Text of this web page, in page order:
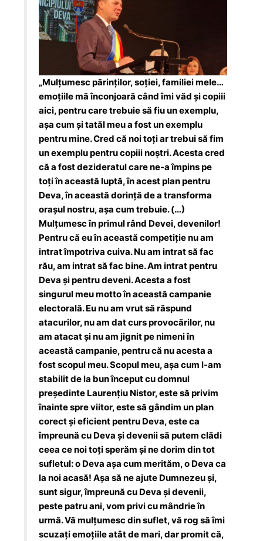
„Mulțumesc părinților, soției, familiei mele…
emoțiile mă înconjoară când îmi văd și copiii
aici, pentru care trebuie să fiu un exemplu,
așa cum și tatăl meu a fost un exemplu
pentru mine. Cred că noi toți ar trebui să fim
un exemplu pentru copiii noștri. Acesta cred
că a fost dezideratul care ne-a împins pe
toți în această luptă, în acest plan pentru
Deva, în această dorință de a transforma
orașul nostru, așa cum trebuie. (…)
Mulțumesc în primul rând Devei, devenilor!
Pentru că eu în această competiție nu am
intrat împotriva cuiva. Nu am intrat să fac
rău, am intrat să fac bine. Am intrat pentru
Deva și pentru deveni. Acesta a fost
singurul meu motto în această campanie
electorală. Eu nu am vrut să răspund
atacurilor, nu am dat curs provocărilor, nu
am atacat și nu am jignit pe nimeni în
această campanie, pentru că nu acesta a
fost scopul meu. Scopul meu, așa cum l-am
stabilit de la bun început cu domnul
președinte Laurențiu Nistor, este să privim
înainte spre viitor, este să gândim un plan
corect și eficient pentru Deva, este ca
împreună cu Deva și devenii să putem clădi
ceea ce noi toți sperăm și ne dorim din tot
sufletul: o Deva așa cum merităm, o Deva ca
la noi acasă! Așa să ne ajute Dumnezeu și,
sunt sigur, împreună cu Deva și devenii,
peste patru ani, vom privi cu mândrie în
urmă. Vă mulțumesc din suflet, vă rog să îmi
scuzați emoțiile atât de mari, dar promit că,